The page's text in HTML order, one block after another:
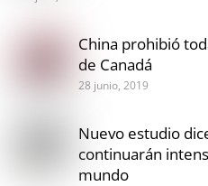
China prohibió
de Canadá
28 junio, 2019
Nuevo estudio
continuarán
mundo